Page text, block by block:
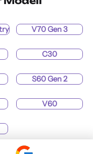
V70 Gen 3
C30
S60 Gen 2
V60